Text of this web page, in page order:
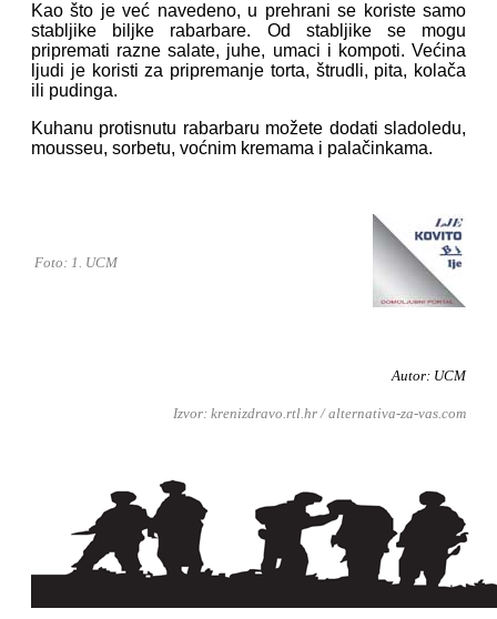
Kao što je već navedeno, u prehrani se koriste samo
stabljike biljke rabarbare. Od stabljike se mogu
pripremati razne salate, juhe, umaci i kompoti. Većina
ljudi je koristi za pripremanje torta, štrudli, pita, kolača
ili pudinga.
Kuhanu protisnutu rabarbaru možete dodati sladoledu,
mousseu, sorbetu, voćnim kremama i palačinkama.
Foto: 1. UCM
Autor: UCM
Izvor: krenizdravo.rtl.hr / alternativa-za-vas.com